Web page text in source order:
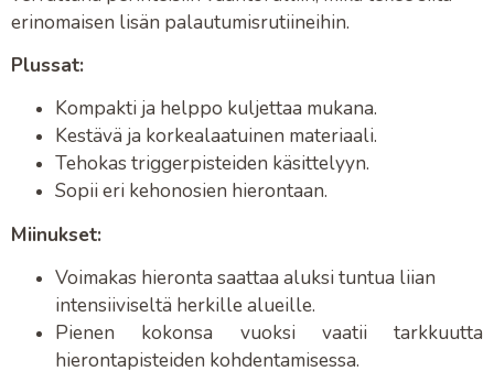
erinomaisen lisän palautumisrutiineihin.
Plussat:
Kompakti ja helppo kuljettaa mukana.
Kestävä ja korkealaatuinen materiaali.
Tehokas triggerpisteiden käsittelyyn.
Sopii eri kehonosien hierontaan.
Miinukset:
Voimakas hieronta saattaa aluksi tuntua liian
intensiiviseltä herkille alueille.
Pienen kokonsa vuoksi vaatii tarkkuutta
hierontapisteiden kohdentamisessa.